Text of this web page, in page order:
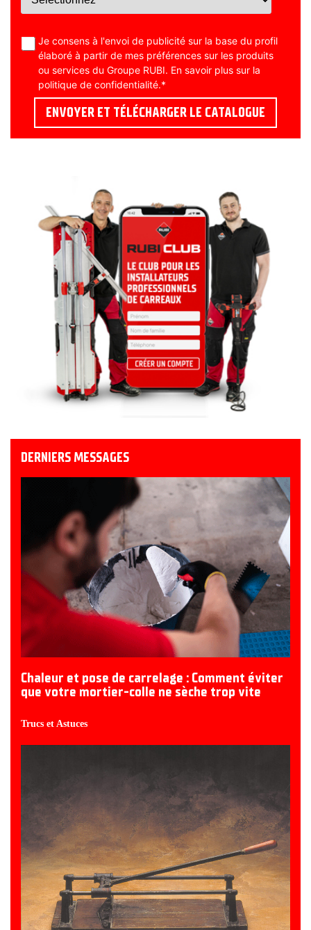
Je consens à l'envoi de publicité sur la base du profil
élaboré à partir de mes préférences sur les produits
ou services du Groupe RUBI. En savoir plus sur la
politique de confidentialité.*
DERNIERS MESSAGES
Chaleur et pose de carrelage : Comment éviter
que votre mortier-colle ne sèche trop vite
Trucs et Astuces